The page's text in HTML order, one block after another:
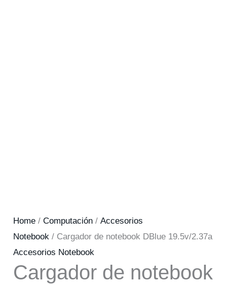
Home /Computación /Accesorios
Notebook / Cargador de notebook DBlue 19.5v/2.37a
Accesorios Notebook
Cargador de notebook